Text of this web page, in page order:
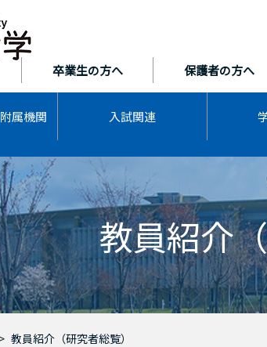
卒業生の方へ 保護者の方へ
附属機関 入試関連
教員紹介
教員紹介（研究者総覧）